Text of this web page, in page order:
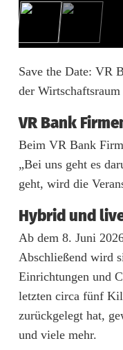
F
i
r
m
e
n
l
f
i
A
Save the Date: VR
der
VR Bank
Beim VR Bank
„Bei uns geht es
geht, wird die
Hybrid und
Ab dem 8. Juni
Abschließend wird
Einrichtungen und
letzten circa fünf
zurückgelegt hat,
und viele mehr.